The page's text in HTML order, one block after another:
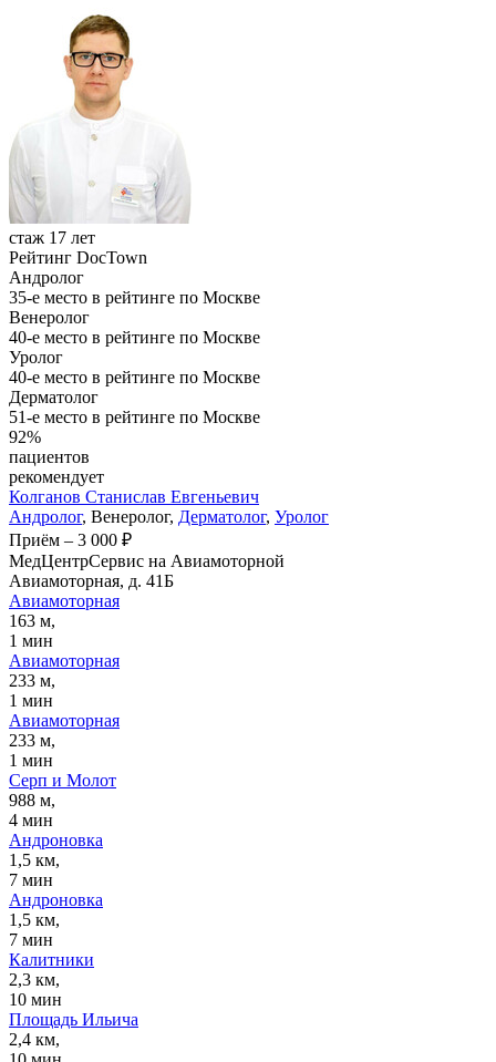
стаж 17 лет
Рейтинг DocTown
Андролог
35-е место в рейтинге по Москве
Венеролог
40-е место в рейтинге по Москве
Уролог
40-е место в рейтинге по Москве
Дерматолог
51-е место в рейтинге по Москве
92%
пациентов
рекомендует
Колганов Станислав Евгеньевич
Андролог, Венеролог, Дерматолог, Уролог
Приём – 3 000 ₽
МедЦентрСервис на Авиамоторной
Авиамоторная, д. 41Б
Авиамоторная
163 м,
1 мин
Авиамоторная
233 м,
1 мин
Авиамоторная
233 м,
1 мин
Серп и Молот
988 м,
4 мин
Андроновка
1,5 км,
7 мин
Андроновка
1,5 км,
7 мин
Калитники
2,3 км,
10 мин
Площадь Ильича
2,4 км,